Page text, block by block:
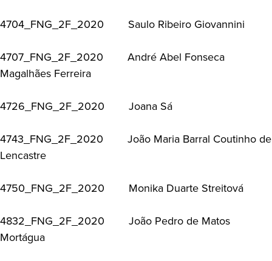
4704_FNG_2F_2020 Saulo Ribeiro Giovannini
4707_FNG_2F_2020 André Abel Fonseca
Magalhães Ferreira
4726_FNG_2F_2020 Joana Sá
4743_FNG_2F_2020 João Maria Barral Coutinho de
Lencastre
4750_FNG_2F_2020 Monika Duarte Streitová
4832_FNG_2F_2020 João Pedro de Matos
Mortágua